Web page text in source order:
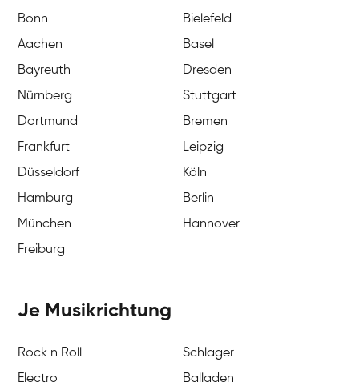
Bonn
Bielefeld
Aachen
Basel
Bayreuth
Dresden
Nürnberg
Stuttgart
Dortmund
Bremen
Frankfurt
Leipzig
Düsseldorf
Köln
Hamburg
Berlin
München
Hannover
Freiburg
Je Musikrichtung
Rock n Roll
Schlager
Electro
Balladen